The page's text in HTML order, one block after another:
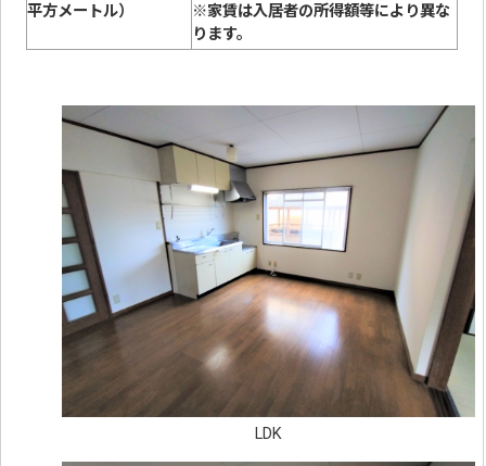
平方メートル）
※家賃は入居者の所得額等により異な
ります。
LDK